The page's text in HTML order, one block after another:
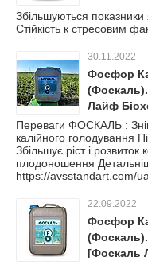
Збільшуються показники
Стійкість к стресовим
30.11.2022
Фосфор
Лайф
Переваги ФОСКАЛЬ :
калійного голодування
Збільшує ріст і
плодоношення
https://avsstandart.com/
22.09.2022
Фосфор
[Фоскаль